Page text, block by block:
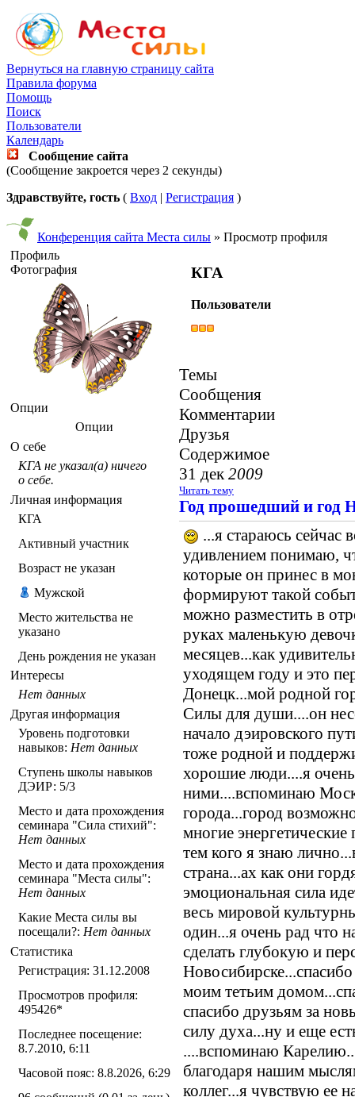
Вернуться на главную страницу сайта
Правила форума
Помощь
Поиск
Пользователи
Календарь
Сообщение сайта
(Сообщение закроется через 2 секунды)
Здравствуйте, гость ( Вход | Регистрация )
Конференция сайта Места силы » Просмотр профиля
Профиль
Фотография
Опции
Опции
О себе
КГА не указал(а) ничего
о себе.
Личная информация
КГА
Активный участник
Возраст не указан
Мужской
Место жительства не
указано
День рождения не указан
Интересы
Нет данных
Другая информация
Уровень подготовки
навыков: Нет данных
Ступень школы навыков
ДЭИР: 5/3
Место и дата прохождения
семинара "Сила стихий":
Нет данных
Место и дата прохождения
семинара "Места силы":
Нет данных
Какие Места силы вы
посещали?: Нет данных
Статистика
Регистрация: 31.12.2008
Просмотров профиля:
495426*
Последнее посещение:
8.7.2010, 6:11
Часовой пояс: 8.8.2026, 6:29
КГА
Пользователи
Темы
Сообщения
Комментарии
Друзья
Содержимое
31 дек2009
Читать тему
Год прошедший и
...я стараюсь сейчас
удивлением понимаю,
которые он принес в
формируют такой
можно разместить в
руках маленькую
месяцев...как
уходящем году и это
Донецк...мой родной
Силы для души....он
начало дэировского
тоже родной и
хорошие люди....я
ними....вспоминаю
города...город
многие
тем кого я знаю
страна...ах как они
эмоциональная сила
весь мировой
один...я очень рад что
сделать глубокую и
моим тетьим
спасибо друзьям за
силу духа...ну и еще
....вспоминаю
благодаря нашим
коллег...я чувствую ее